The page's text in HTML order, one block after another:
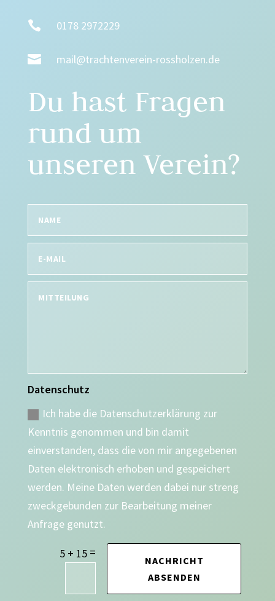
 0178 2972229
 mail@trachtenverein-rossholzen.de
Du hast Fragen
rund um
unseren Verein?
Datenschutz
Ich habe die Datenschutzerklärung zur
Kenntnis genommen und bin damit
einverstanden, dass die von mir angegebenen
Daten elektronisch erhoben und gespeichert
werden. Meine Daten werden dabei nur streng
zweckgebunden zur Bearbeitung meiner
Anfrage genutzt.
5 + 15 =
NACHRICHT
ABSENDEN